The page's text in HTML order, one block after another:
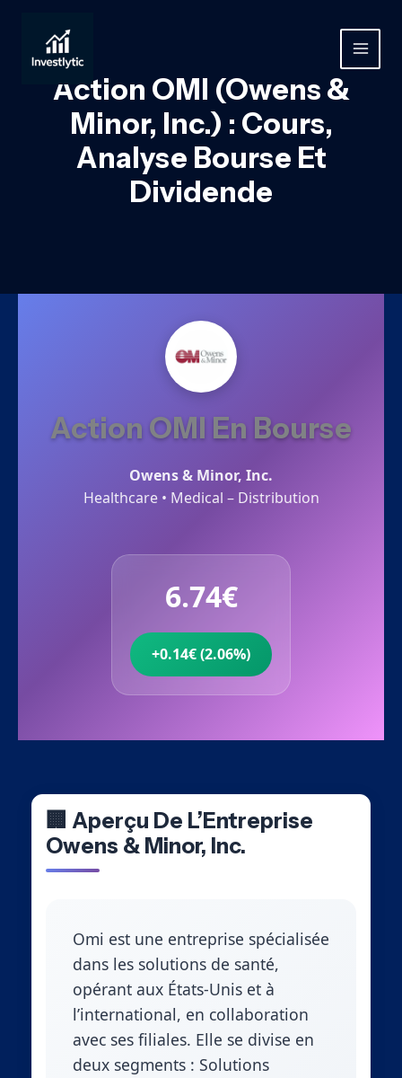
contenu
MAIN
Action OMI (Owens &
Minor, Inc.) : Cours,
Analyse Bourse Et
Dividende
Action OMI En Bourse
Owens & Minor, Inc.
Healthcare • Medical – Distribution
6.74€
+0.14€ (2.06%)
🏢 Aperçu De L’Entreprise
Owens & Minor, Inc.
Omi est une entreprise spécialisée
dans les solutions de santé,
opérant aux États-Unis et à
l’international, en collaboration
avec ses filiales. Elle se divise en
deux segments : Solutions